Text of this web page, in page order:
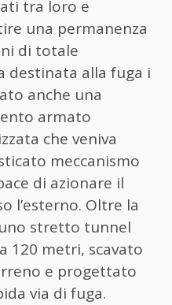
tra loro e
una permanenza
di totale
destinata alla fuga i
anche una
armato
che veniva
meccanismo
di azionare il
l’esterno. Oltre la
stretto tunnel
120 metri, scavato
e progettato
via di fuga.